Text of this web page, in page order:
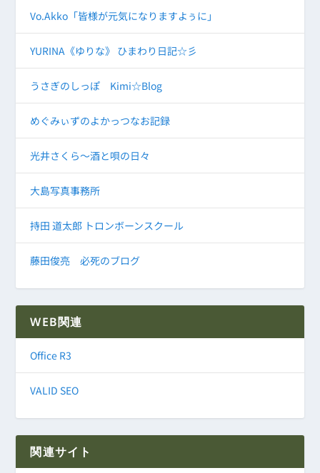
Vo.Akko「皆様が元気になりますよぅに」
YURINA《ゆりな》 ひまわり日記☆彡
うさぎのしっぽ Kimi☆Blog
めぐみぃずのよかっつなお記録
光井さくら～酒と唄の日々
大島写真事務所
持田 道太郎 トロンボーンスクール
藤田俊亮 必死のブログ
WEB関連
Office R3
VALID SEO
関連サイト